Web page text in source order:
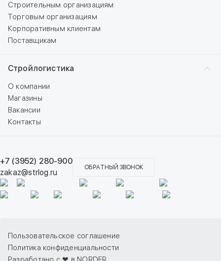
Строительным организациям
Торговым организациям
Корпоративным клиентам
Поставщикам
Стройлогистика
О компании
Магазины
Вакансии
Контакты
+7 (3952) 280-900
zakaz@strlog.ru
ОБРАТНЫЙ ЗВОНОК
Пользовательское соглашение
Политика конфиденциальности